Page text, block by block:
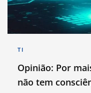
TI
Opinião: Por
não tem